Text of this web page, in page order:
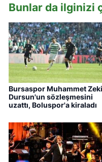
Bunlar da ilginizi
Bursaspor Muhammet Zeki
Dursun'un sözleşmesini
uzattı, Boluspor'a kiraladı